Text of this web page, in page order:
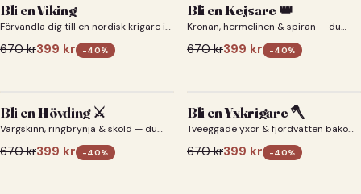
Bli en Viking
Förvandla dig till en nordisk krigare i
ett episkt vikingaporträtt.
670kr399 kr -40%
Bli en Kejsare 👑
Kronan, hermelinen & spiran — du
670kr399 kr -40%
Bli en Hövding ⚔️
Vargskinn, ringbrynja & sköld — du
som nordisk krigsherre ⚔️
670kr399 kr -40%
Bli en Yxkrigare 🪓
Tveeggade yxor & fjordvatten bakom
670kr399 kr -40%